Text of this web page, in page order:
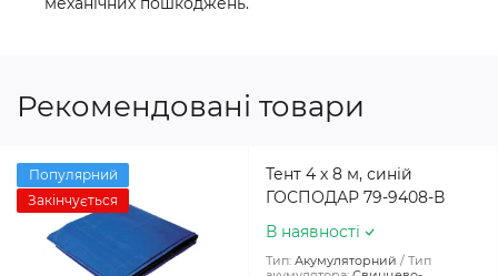
Рекомендовані товари
Популярний
Закінчується
Тент 4 х 8 м, синій
ГОСПОДАР 79-9408-В
В наявності
Тип: Акумуляторний
Тип